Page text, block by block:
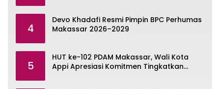
4
Devo Khadafi Resmi Pimpin BPC Perhumas
Makassar 2026–2029
5
HUT ke-102 PDAM Makassar, Wali Kota
Appi Apresiasi Komitmen Tingkatkan